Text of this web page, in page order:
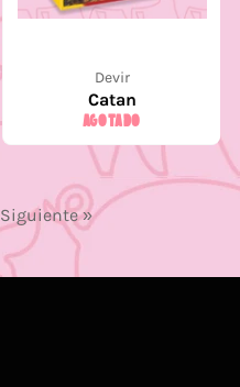
Devir
Catan
AGOTADO
Siguiente »